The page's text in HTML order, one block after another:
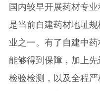
国内较早开展药材专
是当前自建药材地址
业之一。有了自建中
能够得到保障，加上
检验检测，以及全程